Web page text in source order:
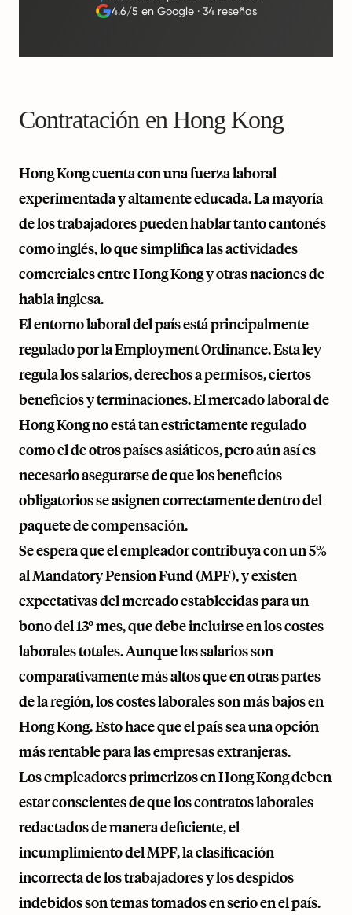
4.6/5 en Google· 34 reseñas
Contratación en Hong Kong
Hong Kong cuenta con una fuerza laboral
experimentada y altamente educada. La mayoría
de los trabajadores pueden hablar tanto cantonés
como inglés, lo que simplifica las actividades
comerciales entre Hong Kong y otras naciones de
habla inglesa.
El entorno laboral del país está principalmente
regulado por la Employment Ordinance. Esta ley
regula los salarios, derechos a permisos, ciertos
beneficios y terminaciones. El mercado laboral de
Hong Kong no está tan estrictamente regulado
como el de otros países asiáticos, pero aún así es
necesario asegurarse de que los beneficios
obligatorios se asignen correctamente dentro del
paquete de compensación.
Se espera que el empleador contribuya con un 5%
al Mandatory Pension Fund (MPF), y existen
expectativas del mercado establecidas para un
bono del 13º mes, que debe incluirse en los costes
laborales totales. Aunque los salarios son
comparativamente más altos que en otras partes
de la región, los costes laborales son más bajos en
Hong Kong. Esto hace que el país sea una opción
más rentable para las empresas extranjeras.
Los empleadores primerizos en Hong Kong deben
estar conscientes de que los contratos laborales
redactados de manera deficiente, el
incumplimiento del MPF, la clasificación
incorrecta de los trabajadores y los despidos
indebidos son temas tomados en serio en el país.